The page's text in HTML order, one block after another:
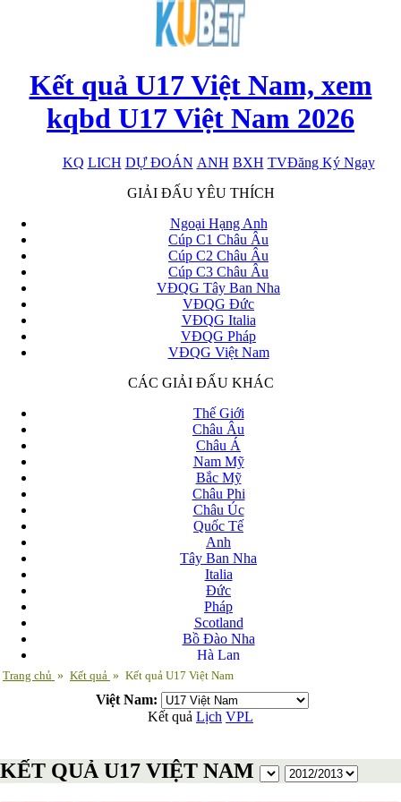
Kết quả U17 Việt Nam, xem
kqbd U17 Việt Nam 2026
KQ LICH DỰ ĐOÁN ANH BXH TVĐăng Ký Ngay
x
GIẢI ĐẤU YÊU THÍCH
Ngoại Hạng Anh
Cúp C1 Châu Âu
Cúp C2 Châu Âu
Cúp C3 Châu Âu
VĐQG Tây Ban Nha
VĐQG Đức
VĐQG Italia
VĐQG Pháp
VĐQG Việt Nam
CÁC GIẢI ĐẤU KHÁC
Thế Giới
Châu Âu
Châu Á
Nam Mỹ
Bắc Mỹ
Châu Phi
Châu Úc
Quốc Tế
Anh
Tây Ban Nha
Italia
Đức
Pháp
Scotland
Bồ Đào Nha
Hà Lan
Nga
Andorra
Armenia
Belarus
Bosnia-Herzgovina
Trang chủ » Kết quả » Kết quả U17 Việt Nam
Việt Nam:
Kết quả Lịch VPL
KẾT QUẢ U17 VIỆT NAM